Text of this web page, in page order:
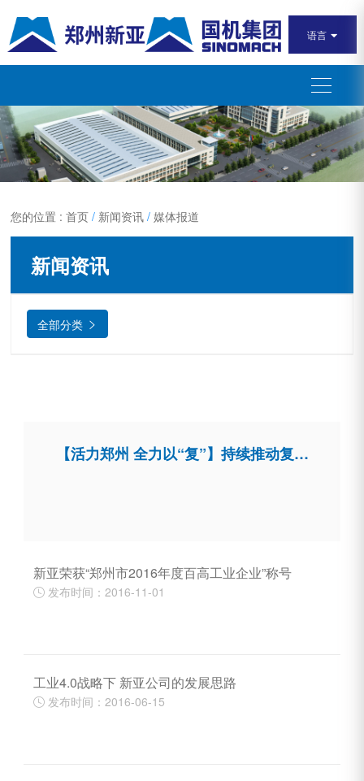
语言 
您的位置 : 首页 / 新闻资讯 /媒体报道
新闻资讯
全部分类 
【活力郑州 全力以“复”】持续推动复工复产 高新区双桥园区按下“快进键”
新亚荣获“郑州市2016年度百高工业企业”称号
 发布时间：2016-11-01
工业4.0战略下 新亚公司的发展思路
 发布时间：2016-06-15